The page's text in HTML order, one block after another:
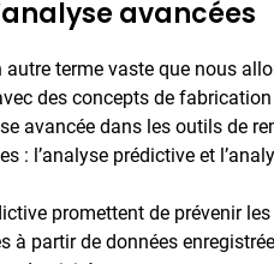
avancées
autre terme vaste que nous
des concepts de
avancée dans les outils de
: l’analyse prédictive et
promettent de prévenir les
à partir de données